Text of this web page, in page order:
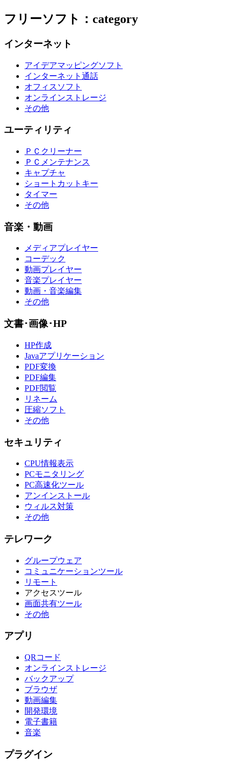
フリーソフト：category
インターネット
アイデアマッピングソフト
インターネット通話
オフィスソフト
オンラインストレージ
その他
ユーティリティ
ＰＣクリーナー
ＰＣメンテナンス
キャプチャ
ショートカットキー
タイマー
その他
音楽・動画
メディアプレイヤー
コーデック
動画プレイヤー
音楽プレイヤー
動画・音楽編集
その他
文書･画像･HP
HP作成
Javaアプリケーション
PDF変換
PDF編集
PDF閲覧
リネーム
圧縮ソフト
その他
セキュリティ
CPU情報表示
PCモニタリング
PC高速化ツール
アンインストール
ウィルス対策
その他
テレワーク
グループウェア
コミュニケーションツール
リモート
アクセスツール
画面共有ツール
その他
アプリ
QRコード
オンラインストレージ
バックアップ
ブラウザ
動画編集
開発環境
電子書籍
音楽
プラグイン